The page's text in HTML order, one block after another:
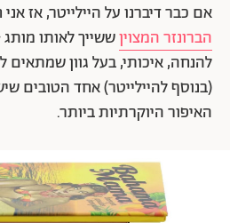
אם כבר דיברנו על היילייטר, אז
הברונזר המצוין
להנחה, איכותי, בעל גוון שמתאים
(בנוסף להיילייטר) אחד הטובים
האיפור היוקרתיות ביותר.